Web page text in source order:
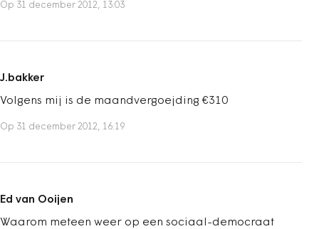
Op 31 december 2012, 13:03
J.bakker
Volgens mij is de maandvergoejding €310
Op 31 december 2012, 16:19
Ed van Ooijen
Waarom meteen weer op een sociaal-democraat